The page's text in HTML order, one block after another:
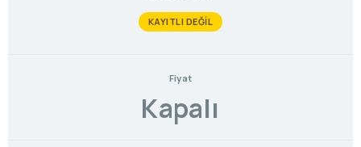
KAYITLI DEĞIL
Fiyat
Kapalı